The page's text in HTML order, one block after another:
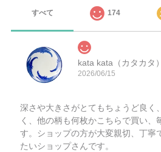
すべて 174
kata kata（カタカタ
2026/06/15
深さや大きさがとてもちょうど良く
く、他の柄も何枚かこちらで買い、
す。ショップの方が大変親切、丁寧
たいショップさんです。